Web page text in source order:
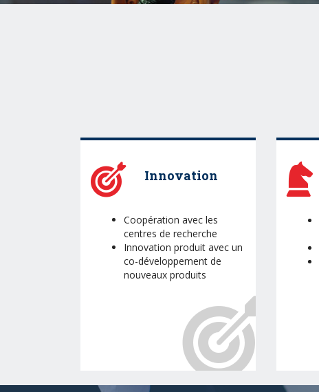
Innovation
Coopération avec les
centres de recherche
Innovation produit avec un
co-développement de
nouveaux produits